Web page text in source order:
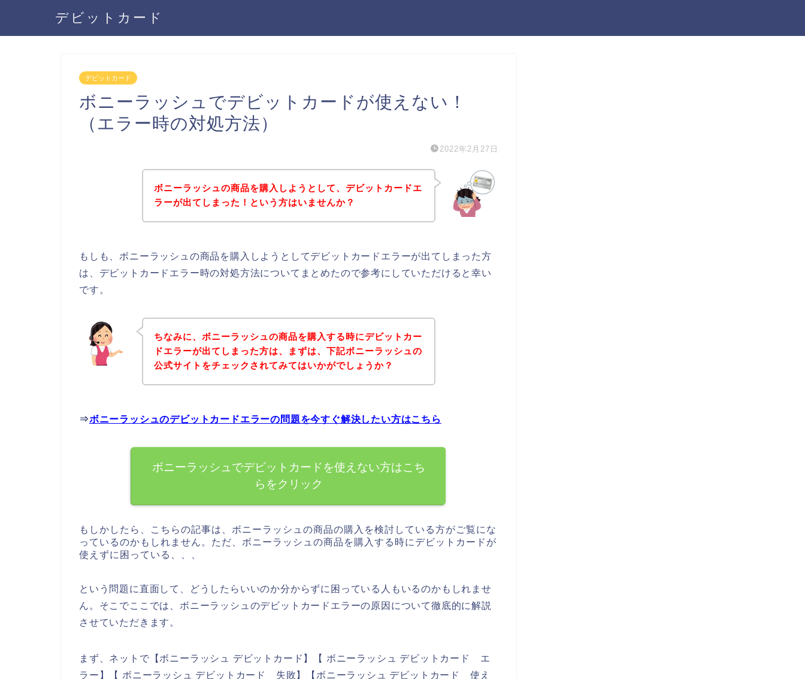
デビットカード
デビットカード
ボニーラッシュでデビットカードが使えない！
（エラー時の対処方法）
2022年2月27日
ボニーラッシュの商品を購入しようとして、デビットカードエ
ラーが出てしまった！という方はいませんか？
もしも、ボニーラッシュの商品を購入しようとしてデビットカードエラーが出てしまった方
は、デビットカードエラー時の対処方法についてまとめたので参考にしていただけると幸い
です。
ちなみに、ボニーラッシュの商品を購入する時にデビットカー
ドエラーが出てしまった方は、まずは、下記ボニーラッシュの
公式サイトをチェックされてみてはいかがでしょうか？
⇒ボニーラッシュのデビットカードエラーの問題を今すぐ解決したい方はこちら
ボニーラッシュでデビットカードを使えない方はこち
らをクリック
もしかしたら、こちらの記事は、ボニーラッシュの商品の購入を検討している方がご覧にな
っているのかもしれません。ただ、ボニーラッシュの商品を購入する時にデビットカードが
使えずに困っている、、、
という問題に直面して、どうしたらいいのか分からずに困っている人もいるのかもしれませ
ん。そこでここでは、ボニーラッシュのデビットカードエラーの原因について徹底的に解説
させていただきます。
まず、ネットで【ボニーラッシュ デビットカード】【 ボニーラッシュ デビットカード エ
ラー】【 ボニーラッシュ デビットカード 失敗】【ボニーラッシュ デビットカード 使え